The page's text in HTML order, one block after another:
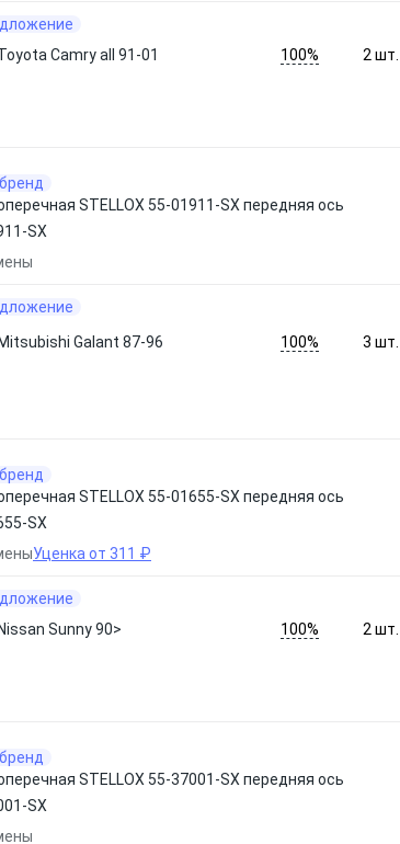
Camry all 91-01
100% 2 шт.
STELLOX 55-01911-SX передняя ось
SX
Galant 87-96
100% 3 шт.
STELLOX 55-01655-SX передняя ось
SX
Уценка от 311 ₽
Sunny 90>
100% 2 шт.
STELLOX 55-37001-SX передняя ось
SX